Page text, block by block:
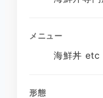
メニュー
海鮮丼 etc
形態